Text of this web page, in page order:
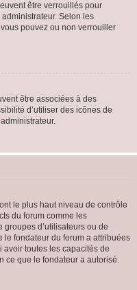
être verrouillés pour
Selon les
pouvez ou non verrouiller
être associées à des
d’utiliser des icônes de
le plus haut niveau de contrôle
du forum comme les
d’utilisateurs ou de
le fondateur du forum a attribuées
avoir toutes les capacités de
ce que le fondateur a autorisé.